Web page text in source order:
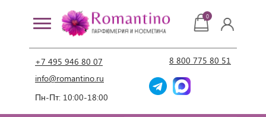
+7 495 946 80 07
info@romantino.ru
Пн-Пт: 10:00-18:00
8 800 775 80 51
0